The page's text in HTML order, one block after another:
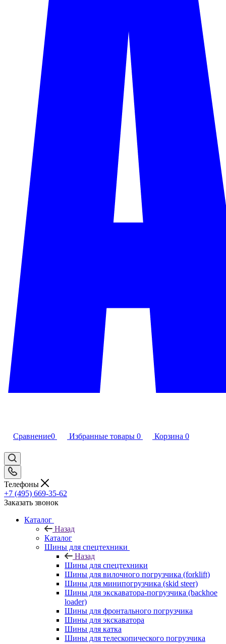
Сравнение0 Избранные товары 0 Корзина 0
Телефоны
+7 (495) 669-35-62
Заказать звонок
Каталог
Назад
Каталог
Шины для спецтехники
Назад
Шины для спецтехники
Шины для вилочного погрузчика (forklift)
Шины для минипогрузчика (skid steer)
Шины для экскаватора-погрузчика (backhoe
loader)
Шины для фронтального погрузчика
Шины для экскаватора
Шины для катка
Шины для телескопического погрузчика